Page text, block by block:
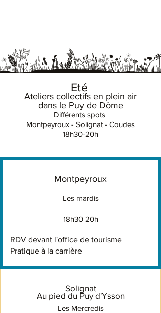
Eté
Ateliers collectifs en plein air
dans le Puy de Dôme
Différents spots
Montpeyroux - Solignat - Coudes
18h30-20h
Montpeyroux
Les mardis
18h30 20h
RDV devant l'office de tourisme
Pratique à la carrière
Solignat
Au pied du Puy d'Ysson
Les Mercredis